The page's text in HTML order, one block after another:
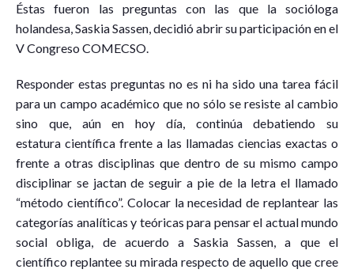
Éstas fueron las preguntas con las que la socióloga
holandesa, Saskia Sassen, decidió abrir su participación en el
V Congreso COMECSO.
Responder estas preguntas no es ni ha sido una tarea fácil
para un campo académico que no sólo se resiste al cambio
sino que, aún en hoy día, continúa debatiendo su
estatura científica frente a las llamadas ciencias exactas o
frente a otras disciplinas que dentro de su mismo campo
disciplinar se jactan de seguir a pie de la letra el llamado
“método científico”. Colocar la necesidad de replantear las
categorías analíticas y teóricas para pensar el actual mundo
social obliga, de acuerdo a Saskia Sassen, a que el
científico replantee su mirada respecto de aquello que cree